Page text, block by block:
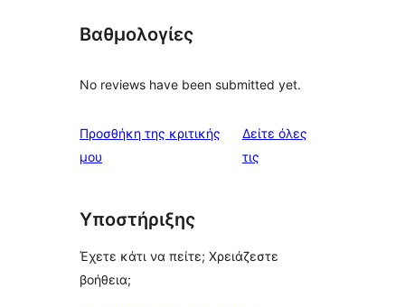
Βαθμολογίες
No reviews have been submitted yet.
Προσθήκη της κριτικής
μου
Δείτε όλες
τιςκριτικές
Υποστήριξης
Έχετε κάτι να πείτε; Χρειάζεστε
βοήθεια;